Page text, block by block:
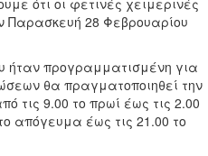
ότι οι φετινές χειμερινές
Παρασκευή 28 Φεβρουαρίου
ήταν προγραμματισμένη για
θα πραγματοποιηθεί την
τις 9.00 το πρωί έως τις 2.00
απόγευμα έως τις 21.00 το